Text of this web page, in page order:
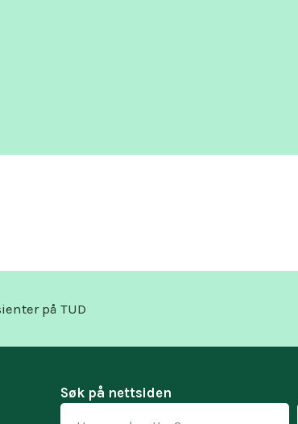
på TUD
Søk på nettsiden